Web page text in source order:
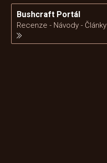
Bushcraft Portál
Recenze - Návody - Články